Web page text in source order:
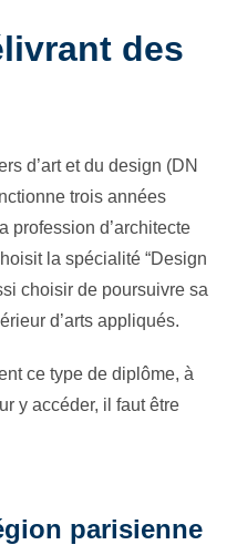
des
d’art et du design (DN
trois années
profession d’architecte
la spécialité “Design
choisir de poursuivre sa
d’arts appliqués.
ce type de diplôme, à
y accéder, il faut être
parisienne